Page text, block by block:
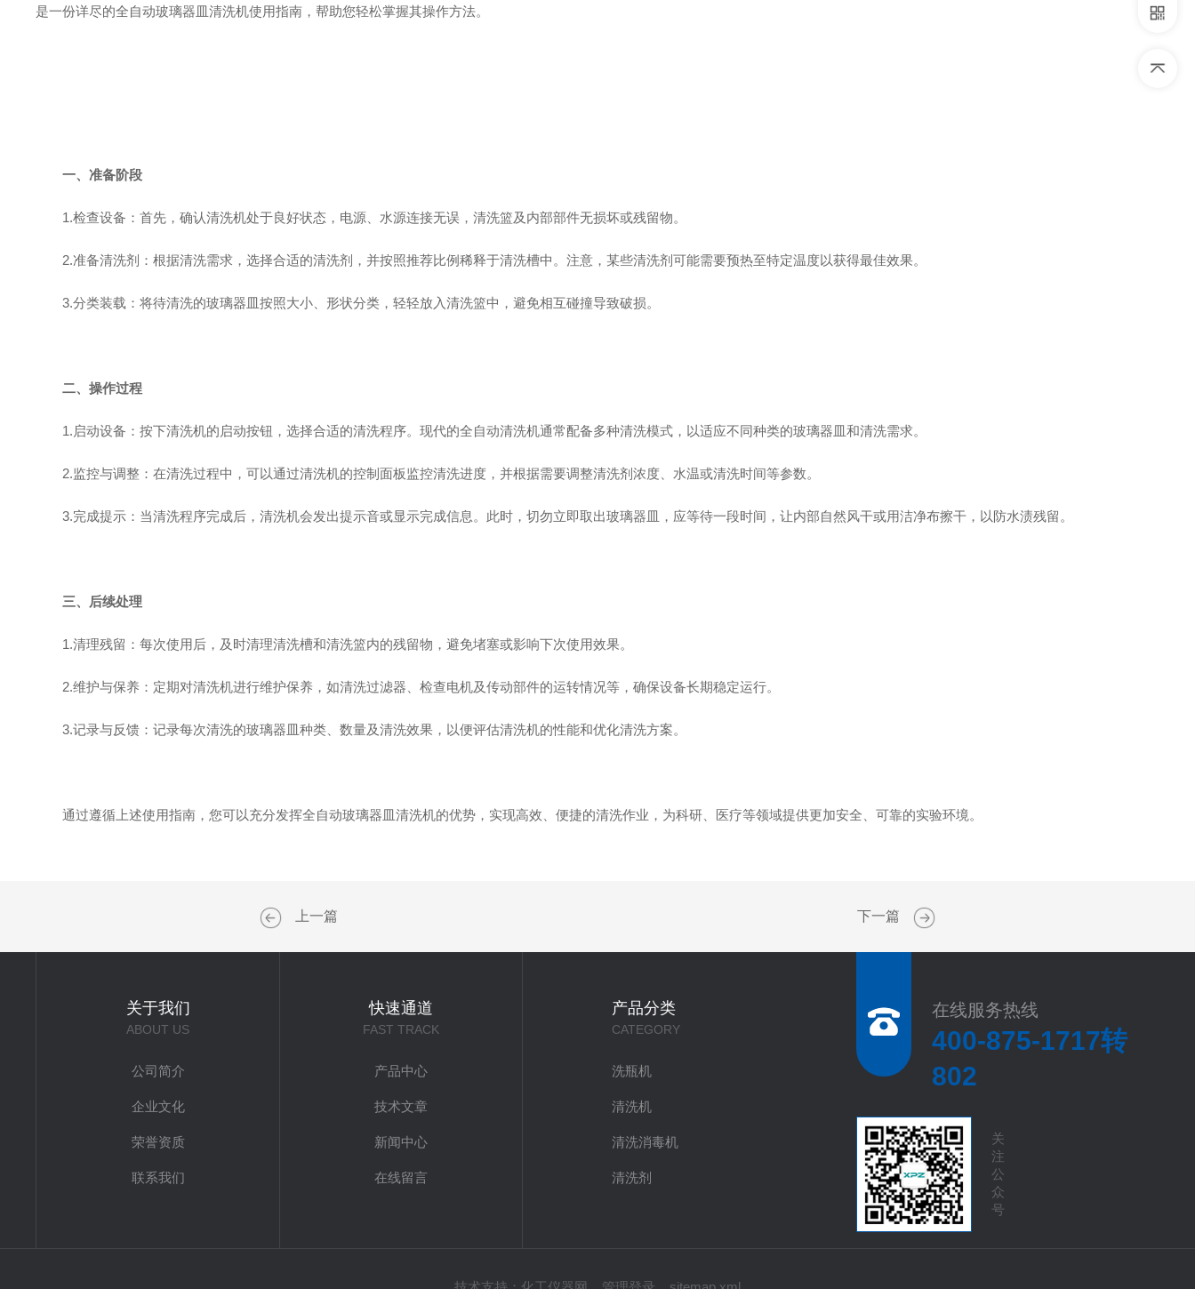
是一份详尽的全自动玻璃器皿清洗机使用指南，帮助您轻松掌握其操作方法。
一、准备阶段
1.检查设备：首先，确认清洗机处于良好状态，电源、水源连接无误，清洗篮及内部部件无损坏或残留物。
2.准备清洗剂：根据清洗需求，选择合适的清洗剂，并按照推荐比例稀释于清洗槽中。注意，某些清洗剂可能需要预热至特定温度以获得最佳效果。
3.分类装载：将待清洗的玻璃器皿按照大小、形状分类，轻轻放入清洗篮中，避免相互碰撞导致破损。
二、操作过程
1.启动设备：按下清洗机的启动按钮，选择合适的清洗程序。现代的全自动清洗机通常配备多种清洗模式，以适应不同种类的玻璃器皿和清洗需求。
2.监控与调整：在清洗过程中，可以通过清洗机的控制面板监控清洗进度，并根据需要调整清洗剂浓度、水温或清洗时间等参数。
3.完成提示：当清洗程序完成后，清洗机会发出提示音或显示完成信息。此时，切勿立即取出玻璃器皿，应等待一段时间，让内部自然风干或用洁净布擦干，以防水渍残留。
三、后续处理
1.清理残留：每次使用后，及时清理清洗槽和清洗篮内的残留物，避免堵塞或影响下次使用效果。
2.维护与保养：定期对清洗机进行维护保养，如清洗过滤器、检查电机及传动部件的运转情况等，确保设备长期稳定运行。
3.记录与反馈：记录每次清洗的玻璃器皿种类、数量及清洗效果，以便评估清洗机的性能和优化清洗方案。
通过遵循上述使用指南，您可以充分发挥全自动玻璃器皿清洗机的优势，实现高效、便捷的清洗作业，为科研、医疗等领域提供更加安全、可靠的实验环境。
上一篇 下一篇
关于我们
ABOUT US
公司简介
企业文化
荣誉资质
联系我们
快速通道
FAST TRACK
产品中心
技术文章
新闻中心
在线留言
产品分类
CATEGORY
洗瓶机
清洗机
清洗消毒机
清洗剂
在线服务热线
400-875-1717转
802
关
注
公
众
号